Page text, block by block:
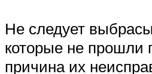
Не следует
которые не прошли
причина их